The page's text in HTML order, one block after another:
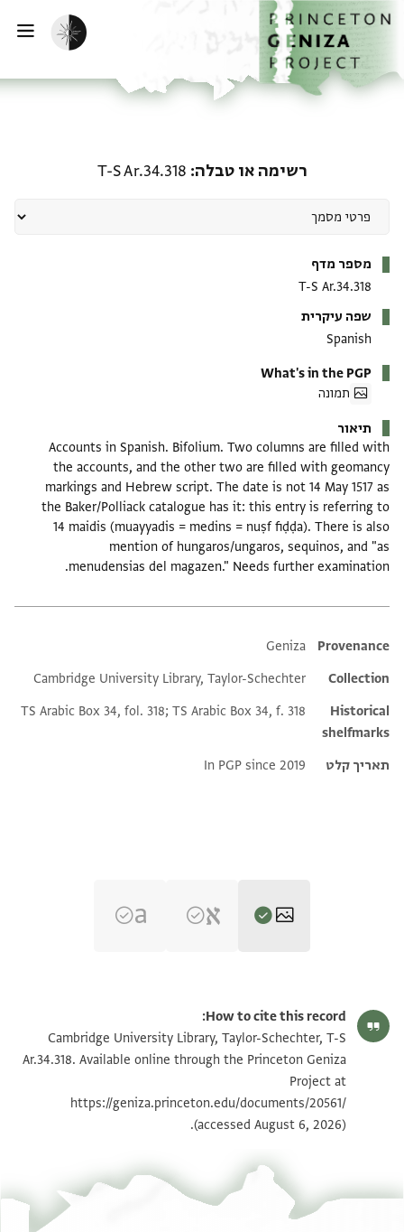
לתוכןהבית
הפעלת מצב כהה
רשימה או טבלה T-S Ar.34.318
מספר מדף
T-S Ar.34.318
שפה עיקרית
Spanish
What's in the PGP
תמונה
תיאור
Accounts in Spanish. Bifolium. Two columns are filled with
the accounts, and the other two are filled with geomancy
markings and Hebrew script. The date is not 14 May 1517 as
the Baker/Polliack catalogue has it: this entry is referring to
14 maidis (muayyadis = medins = nuṣf fiḍḍa). There is also
mention of hungaros/ungaros, sequinos, and "as
menudensias del magazen." Needs further examination.
Additional metadata
Provenance
Geniza
Collection
Cambridge University Library, Taylor-Schechter
Historical
shelfmarks
TS Arabic Box 34, fol. 318; TS Arabic Box 34, f. 318
תאריך קלט In PGP since 2019
T-S Ar.34.318 1v הגדל וסובב
תנאי היתר שימוש בתצלום
How to cite this record:
Cambridge University Library, Taylor-Schechter, T-S
Ar.34.318. Available online through the Princeton Geniza
Project at
https://geniza.princeton.edu/documents/20561/
(accessed August 6, 2026).